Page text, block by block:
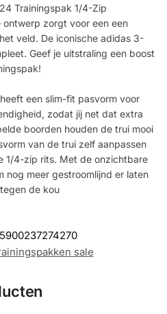
Trainingspak 1/4-Zip
zorgt voor een een
veld. De iconische adidas 3-
Geef je uitstraling een boost
een slim-fit pasvorm voor
zodat jij net dat extra
boorden houden de trui mooi
van de trui zelf aanpassen
1/4-zip rits. Met de onzichtbare
nog meer gestroomlijnd er laten
de kou
sale